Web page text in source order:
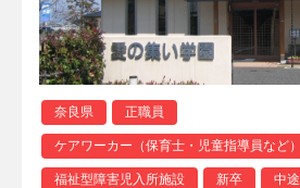
奈良県 正職員
ケアワーカー（保育士・児童指導員など）
福祉型障害児入所施設 新卒 中途